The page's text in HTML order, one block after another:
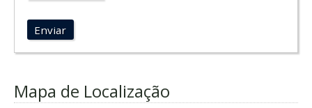
Enviar
Mapa de Localização